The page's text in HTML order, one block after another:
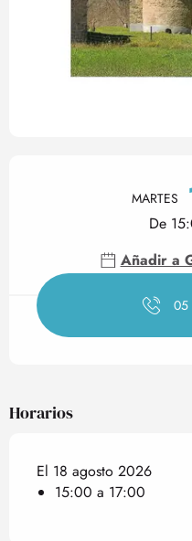
Horarios y
MARTES
De
Añadir a
05
Horarios
El 18 agosto 2026
15:00 a 17:00